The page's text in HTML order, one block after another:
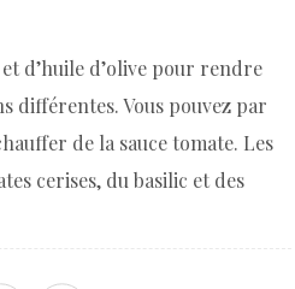
d’huile d’olive pour rendre
différentes. Vous pouvez par
de la sauce tomate. Les
cerises, du basilic et des